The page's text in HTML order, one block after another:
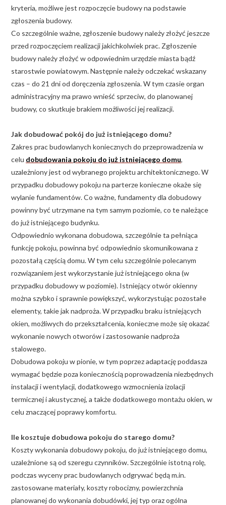
kryteria, możliwe jest rozpoczęcie budowy na podstawie
zgłoszenia budowy.
Co szczególnie ważne, zgłoszenie budowy należy złożyć jeszcze
przed rozpoczęciem realizacji jakichkolwiek prac. Zgłoszenie
budowy należy złożyć w odpowiednim urzędzie miasta bądź
starostwie powiatowym. Następnie należy odczekać wskazany
czas – do 21 dni od doręczenia zgłoszenia. W tym czasie organ
administracyjny ma prawo wnieść sprzeciw, do planowanej
budowy, co skutkuje brakiem możliwości jej realizacji.
Jak dobudować pokój do już istniejącego domu?
Zakres prac budowlanych koniecznych do przeprowadzenia w
celu dobudowania pokoju do już istniejącego domu,
uzależniony jest od wybranego projektu architektonicznego. W
przypadku dobudowy pokoju na parterze konieczne okaże się
wylanie fundamentów. Co ważne, fundamenty dla dobudowy
powinny być utrzymane na tym samym poziomie, co te należące
do już istniejącego budynku.
Odpowiednio wykonana dobudowa, szczególnie ta pełniąca
funkcję pokoju, powinna być odpowiednio skomunikowana z
pozostałą częścią domu. W tym celu szczególnie polecanym
rozwiązaniem jest wykorzystanie już istniejącego okna (w
przypadku dobudowy w poziomie). Istniejący otwór okienny
można szybko i sprawnie powiększyć, wykorzystując pozostałe
elementy, takie jak nadproża. W przypadku braku istniejących
okien, możliwych do przekształcenia, konieczne może się okazać
wykonanie nowych otworów i zastosowanie nadproża
stalowego.
Dobudowa pokoju w pionie, w tym poprzez adaptację poddasza
wymagać będzie poza koniecznością poprowadzenia niezbędnych
instalacji i wentylacji, dodatkowego wzmocnienia izolacji
termicznej i akustycznej, a także dodatkowego montażu okien, w
celu znaczącej poprawy komfortu.
Ile kosztuje dobudowa pokoju do starego domu?
Koszty wykonania dobudowy pokoju, do już istniejącego domu,
uzależnione są od szeregu czynników. Szczególnie istotną rolę,
podczas wyceny prac budowlanych odgrywać będą m.in.
zastosowane materiały, koszty robocizny, powierzchnia
planowanej do wykonania dobudówki, jej typ oraz ogólna